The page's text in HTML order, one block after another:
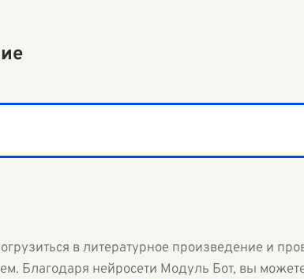
в литературное произведение и
Благодаря нейросети Модуль Бот, вы